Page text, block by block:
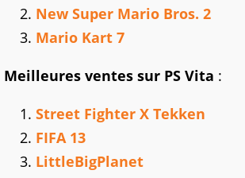
New Super Mario Bros. 2
Mario Kart 7
Meilleures ventes sur PS Vita :
Street Fighter X Tekken
FIFA 13
LittleBigPlanet